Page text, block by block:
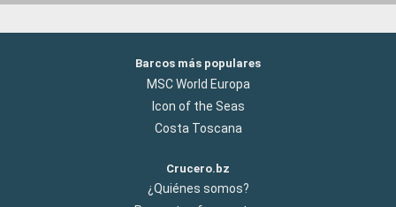
Barcos más populares
MSC World Europa
Icon of the Seas
Costa Toscana
Crucero.bz
¿Quiénes somos?